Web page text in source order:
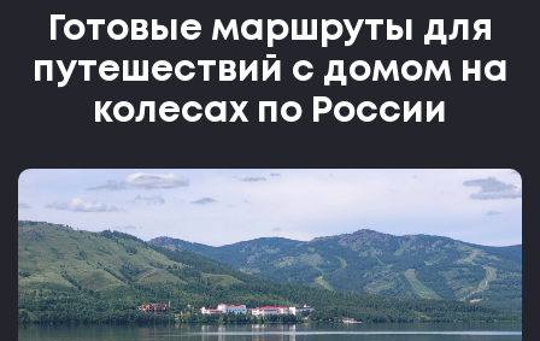
Готовые маршруты для
путешествий с домом на
колесах по России